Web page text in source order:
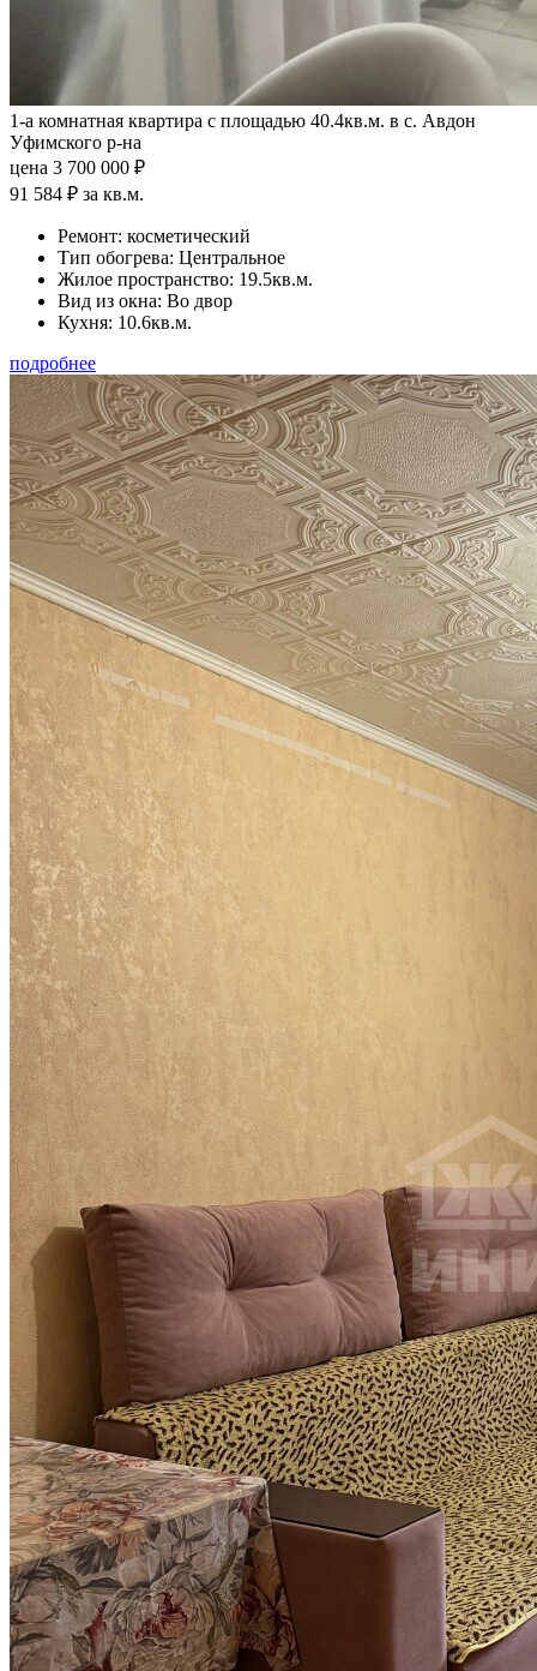
1-а комнатная квартира с площадью 40.4кв.м. в с. Авдон
Уфимского р-на
цена 3 700 000 ₽
91 584 ₽ за кв.м.
Ремонт: косметический
Тип обогрева: Центральное
Жилое пространство: 19.5кв.м.
Вид из окна: Во двор
Кухня: 10.6кв.м.
подробнее